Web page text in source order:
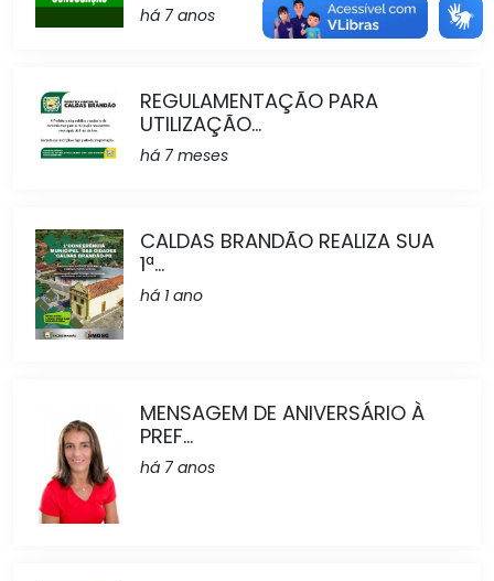
há 7 anos
REGULAMENTAÇÃO PARA
UTILIZAÇÃO...
há 7 meses
CALDAS BRANDÃO REALIZA SUA
1ª...
há 1 ano
MENSAGEM DE ANIVERSÁRIO À
PREF...
há 7 anos